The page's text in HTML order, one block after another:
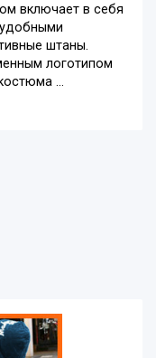
включает в себя
штаны.
логотипом
...